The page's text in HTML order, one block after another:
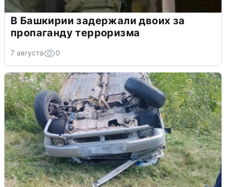
В Башкирии задержали двоих за
пропаганду терроризма
7 августа 0